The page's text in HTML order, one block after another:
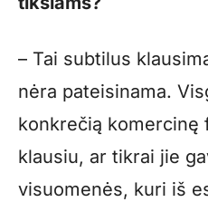
– Tai subtilus
nėra pateisinama.
konkrečią komercinę
klausiu, ar tikrai jie
visuomenės, kuri iš